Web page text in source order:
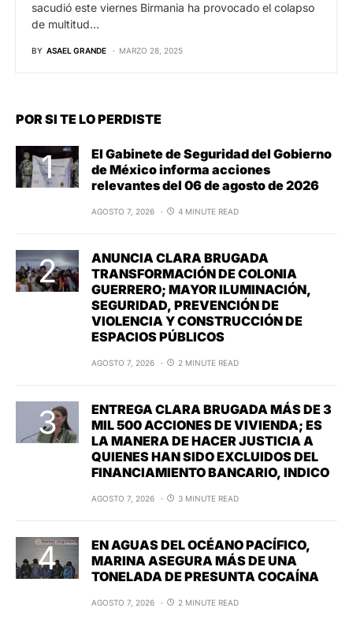
sacudió este viernes Birmania ha provocado el colapso
de multitud…
BY ASAEL GRANDE MARZO 28, 2025
POR SI TE LO PERDISTE
El Gabinete de Seguridad del Gobierno
de México informa acciones
relevantes del 06 de agosto de 2026
AGOSTO 7, 2026 4 MINUTE READ
ANUNCIA CLARA BRUGADA
TRANSFORMACIÓN DE COLONIA
GUERRERO; MAYOR ILUMINACIÓN,
SEGURIDAD, PREVENCIÓN DE
VIOLENCIA Y CONSTRUCCIÓN DE
ESPACIOS PÚBLICOS
AGOSTO 7, 2026 2 MINUTE READ
ENTREGA CLARA BRUGADA MÁS DE 3
MIL 500 ACCIONES DE VIVIENDA; ES
LA MANERA DE HACER JUSTICIA A
QUIENES HAN SIDO EXCLUIDOS DEL
FINANCIAMIENTO BANCARIO, INDICO
AGOSTO 7, 2026 3 MINUTE READ
EN AGUAS DEL OCÉANO PACÍFICO,
MARINA ASEGURA MÁS DE UNA
TONELADA DE PRESUNTA COCAÍNA
AGOSTO 7, 2026 2 MINUTE READ